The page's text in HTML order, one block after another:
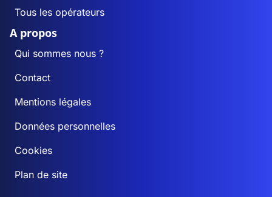
Tous les opérateurs
A propos
Qui sommes nous ?
Contact
Mentions légales
Données personnelles
Cookies
Plan de site